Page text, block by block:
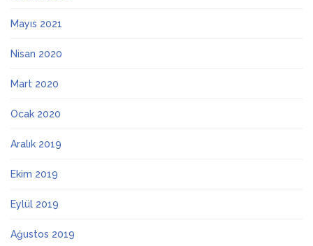
Mayıs 2021
Nisan 2020
Mart 2020
Ocak 2020
Aralık 2019
Ekim 2019
Eylül 2019
Ağustos 2019